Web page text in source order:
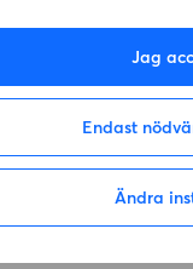
Jag
Endast
Ändra